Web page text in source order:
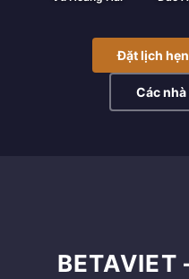
Đặt lịch
Các